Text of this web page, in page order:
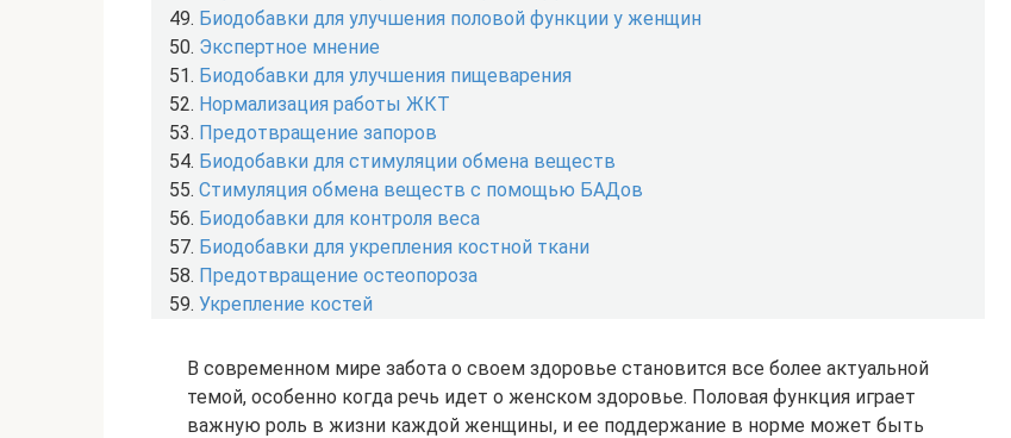
Биодобавки для улучшения половой функции у женщин
Экспертное мнение
Биодобавки для улучшения пищеварения
Нормализация работы ЖКТ
Предотвращение запоров
Биодобавки для стимуляции обмена веществ
Стимуляция обмена веществ с помощью БАДов
Биодобавки для контроля веса
Биодобавки для укрепления костной ткани
Предотвращение остеопороза
Укрепление костей
В современном мире забота о своем здоровье становится все более актуальной
темой, особенно когда речь идет о женском здоровье. Половая функция играет
важную роль в жизни каждой женщины, и ее поддержание в норме может быть